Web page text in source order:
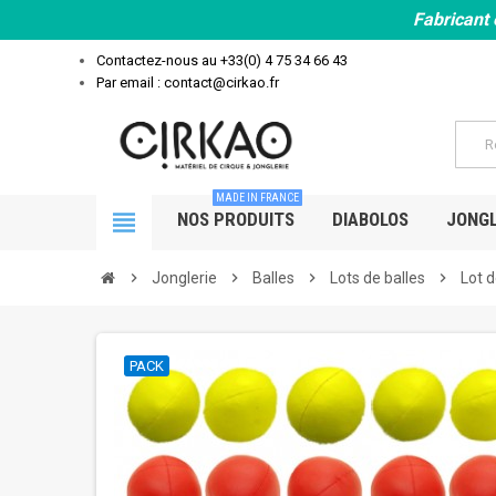
Fabricant
Contactez-nous au +33(0) 4 75 34 66 43
Par email : contact@cirkao.fr
view_headline NOS PRODUITS
MADE IN FRANCE
DIABOLOS
chevron_right Jonglerie chevron_right Balles chevron_right Lots de balles chevron_right Lot
PACK